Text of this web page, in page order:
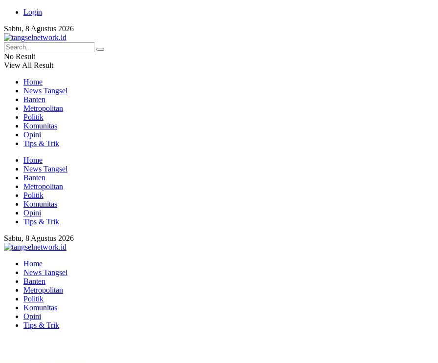
Login
Sabtu, 8 Agustus 2026
No Result
View All Result
Home
News Tangsel
Banten
Metropolitan
Politik
Komunitas
Opini
Tips & Trik
Home
News Tangsel
Banten
Metropolitan
Politik
Komunitas
Opini
Tips & Trik
Sabtu, 8 Agustus 2026
Home
News Tangsel
Banten
Metropolitan
Politik
Komunitas
Opini
Tips & Trik